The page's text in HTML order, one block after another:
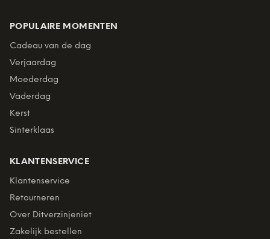
POPULAIRE MOMENTEN
Cadeau van de dag
Verjaardag
Moederdag
Vaderdag
Kerst
Sinterklaas
KLANTENSERVICE
Klantenservice
Retourneren
Over Ditverzinjeniet
Zakelijk bestellen